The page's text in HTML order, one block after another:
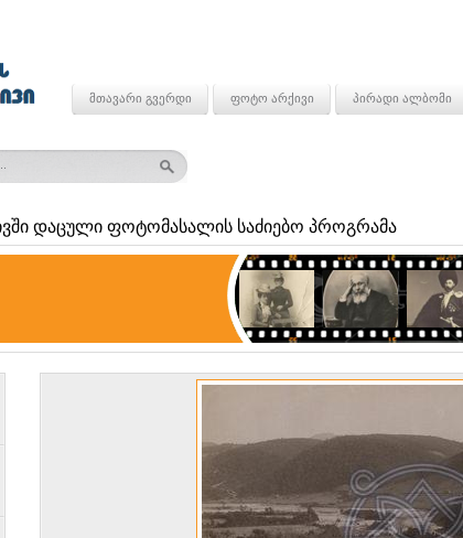
მთავარი გვერდი ფოტო არქივი პირადი ალბომი
დაცული ფოტომასალის საძიებო პროგრამა